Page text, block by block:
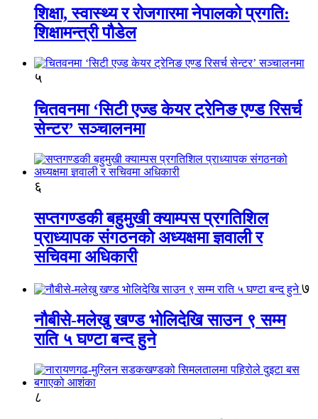
शिक्षा, स्वास्थ्य र रोजगारमा नेपालको प्रगति:
शिक्षामन्त्री पौडेल
५
चितवनमा ‘सिटी एज्ड केयर ट्रेनिङ एण्ड रिसर्च
सेन्टर’ सञ्चालनमा
६
सप्तगण्डकी बहुमुखी क्याम्पस प्रगतिशिल
प्राध्यापक संगठनको अध्यक्षमा ज्ञवाली र
सचिवमा अधिकारी
७
नौबीसे-मलेखु खण्ड भोलिदेखि साउन ९ सम्म
राति ५ घण्टा बन्द हुने
८